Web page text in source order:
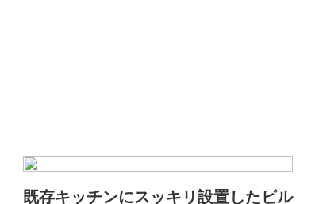
既存キッチンにスッキリ設置したビル